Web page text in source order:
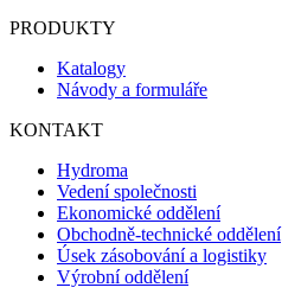
PRODUKTY
Katalogy
Návody a formuláře
KONTAKT
Hydroma
Vedení společnosti
Ekonomické oddělení
Obchodně-technické oddělení
Úsek zásobování a logistiky
Výrobní oddělení